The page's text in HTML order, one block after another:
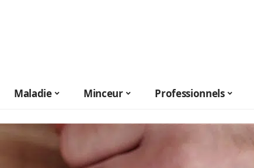
Maladie Minceur Professionnels